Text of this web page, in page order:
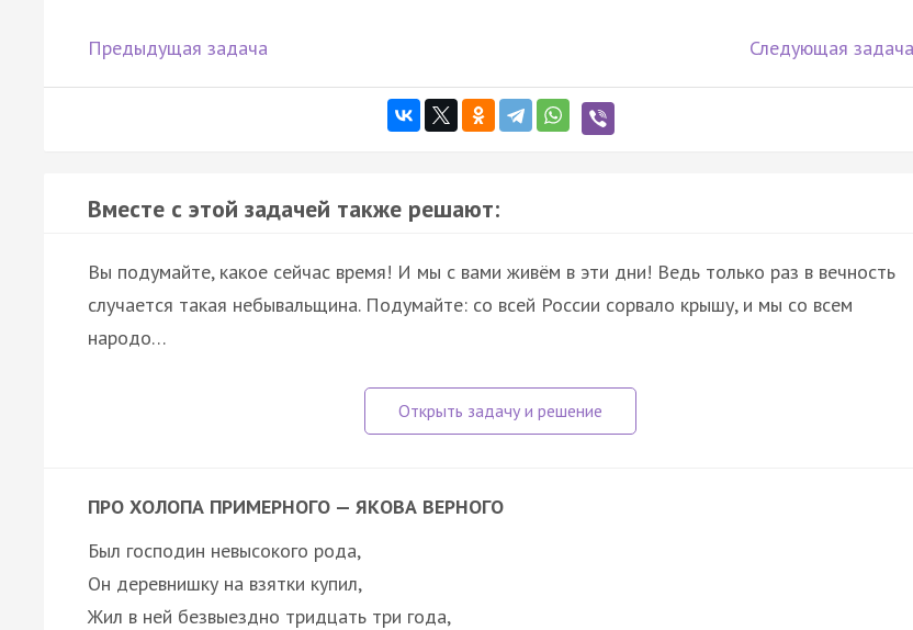
Предыдущая задача Следующая задача
Вместе с этой задачей также решают:
Вы подумайте, какое сейчас время! И мы с вами живём в эти дни! Ведь только раз в вечность
случается такая небывальщина. Подумайте: со всей России сорвало крышу, и мы со всем
народо…
ПРО ХОЛОПА ПРИМЕРНОГО — ЯКОВА ВЕРНОГО
Был господин невысокого рода,
Он деревнишку на взятки купил,
Жил в ней безвыездно тридцать три года,